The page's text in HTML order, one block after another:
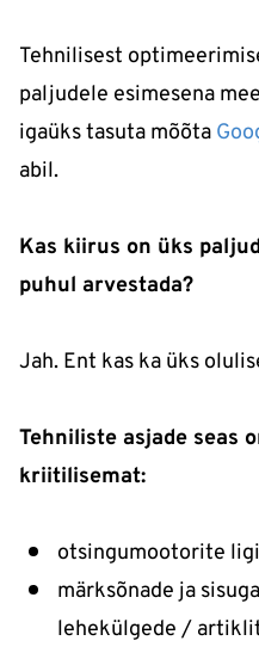
Tehnilisest
paljudele esimesena
igaüks tasuta mõõta
abil.
Kas kiirus on üks
puhul arvestada?
Jah. Ent kas ka üks
Tehniliste asjade seas
kriitilisemat:
otsingumootorite
märksõnade ja
lehekülgede /